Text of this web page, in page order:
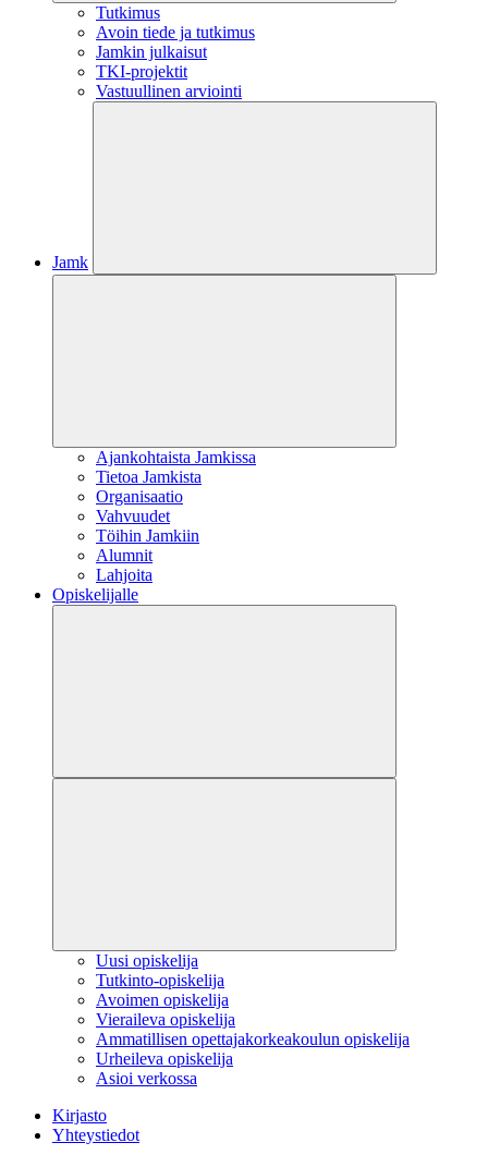
Tutkimus
Avoin tiede ja tutkimus
Jamkin julkaisut
TKI-projektit
Vastuullinen arviointi
Jamk
Ajankohtaista Jamkissa
Tietoa Jamkista
Organisaatio
Vahvuudet
Töihin Jamkiin
Alumnit
Lahjoita
Opiskelijalle
Uusi opiskelija
Tutkinto-opiskelija
Avoimen opiskelija
Vieraileva opiskelija
Ammatillisen opettajakorkeakoulun opiskelija
Urheileva opiskelija
Asioi verkossa
Kirjasto
Yhteystiedot